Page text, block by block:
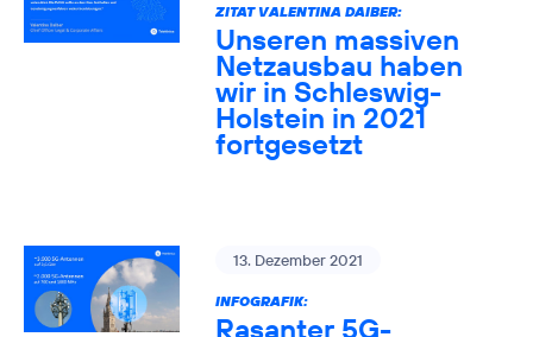
ZITAT VALENTINA DAIBER:
Unseren massiven
Netzausbau haben
wir in Schleswig-
Holstein in 2021
fortgesetzt
13. Dezember 2021
INFOGRAFIK:
Rasanter 5G-